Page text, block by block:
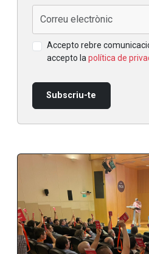
Accepto rebre
accepto la política de
Subscriu-te